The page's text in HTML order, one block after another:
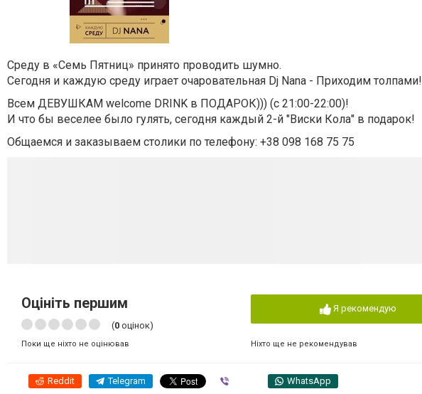
Среду в «Семь Пятниц» принято проводить шумно.
Сегодня и каждую среду играет очаровательная Dj Nana - Приходим толпами!
Всем ДЕВУШКАМ welcome DRINK в ПОДАРОК))) (с 21:00-22:00)!
И что бы веселее было гулять, сегодня каждый 2-й "Виски Кола" в подарок!
Общаемся и заказываем столики по телефону: +38 098 168 75 75
Оцініть першим
(0 оцінок)
Поки ще ніхто не оцінював
Я рекомендую
Ніхто ще не рекомендував
Reddit Telegram WhatsApp